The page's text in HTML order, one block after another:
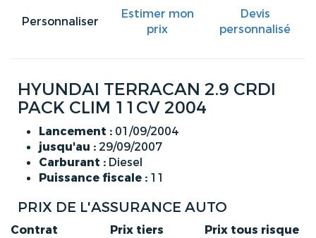
Personnaliser
Estimer mon
prix
Devis
personnalisé
HYUNDAI TERRACAN 2.9 CRDI
PACK CLIM 11CV 2004
Lancement : 01/09/2004
jusqu'au : 29/09/2007
Carburant : Diesel
Puissance fiscale : 11
PRIX DE L'ASSURANCE AUTO
Contrat Prix tiers
Prix tous risque